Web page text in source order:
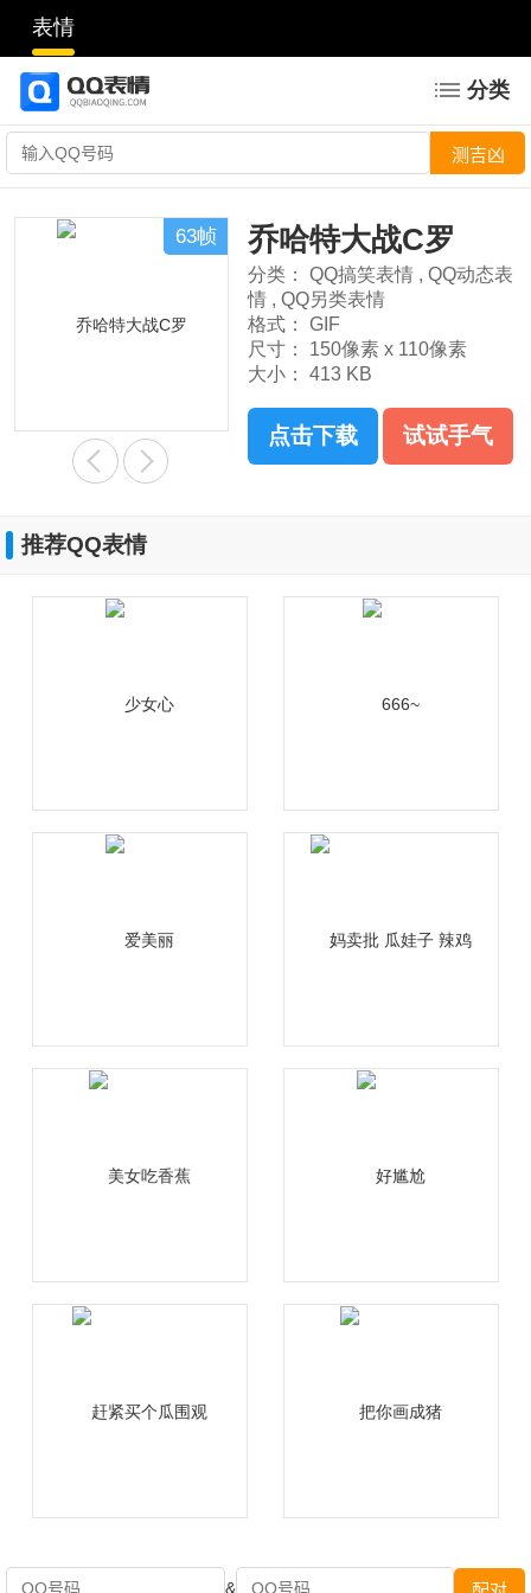
表情
分类
63帧 乔哈特大战C罗
分类： QQ搞笑表情 , QQ动态表
情 , QQ另类表情
格式：
GIF
尺寸：
150像素 x 110像素
大小：
413 KB
点击下载 试试手气
推荐QQ表情